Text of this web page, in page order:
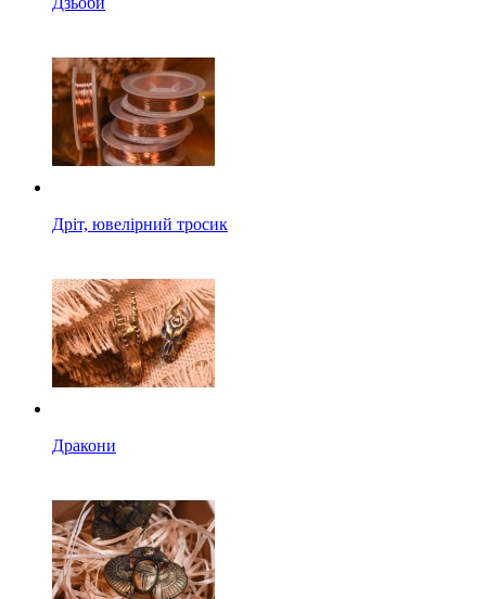
Дріт, ювелірний тросик
Дракони